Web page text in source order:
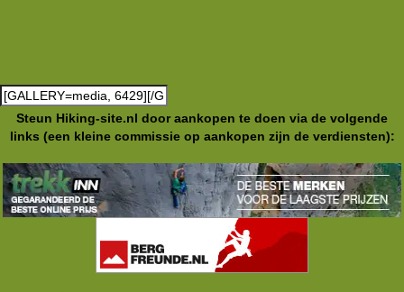
Steun Hiking-site.nl door aankopen te doen via de volgende
links (een kleine commissie op aankopen zijn de verdiensten):